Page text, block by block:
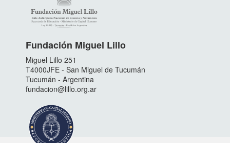
Fundación Miguel Lillo
Miguel Lillo 251
T4000JFE - San Miguel de Tucumán
Tucumán - Argentina
fundacion@lillo.org.ar